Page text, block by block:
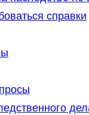
справки